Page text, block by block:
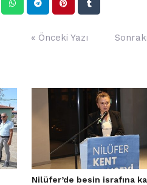
« Önceki Yazı
Nilüfer’de besin israfına